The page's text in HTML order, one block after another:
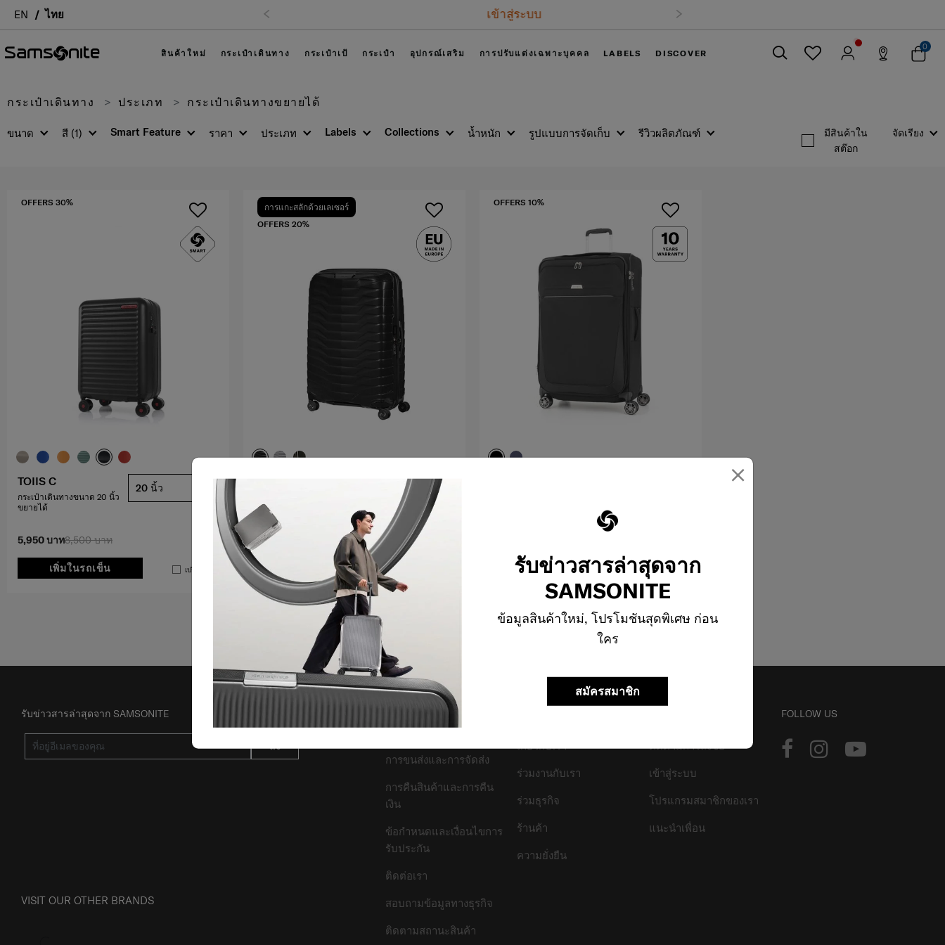
×
รับข่าวสารล่าสุดจาก
SAMSONITE
ข้อมูลสินค้าใหม่, โปรโมชันสุดพิเศษ ก่อน
ใคร
สมัครสมาชิก
EN ไทย เข้าสู่ระบบ
สินค้าใหม่ กระเป๋าเดินทาง กระเป๋าเป้ กระเป๋า อุปกรณ์เสริม การปรับแต่งเฉพาะบุคคล LABELS DISCOVER
0
กระเป๋าเดินทาง ประเภท กระเป๋าเดินทางขยายได้
ขนาด สี (1) Smart Feature ราคา Labels Collections น้ำหนัก รูปแบบการจัดเก็บ รีวิวผลิตภัณฑ์
ประเภท
มีสินค้าใน
สต๊อก
จัดเรียง
8,500 บาท
5,950 บาท
เพิ่มในรถเข็น เปรียบเทียบ
OFFERS 30%
TOIIS C
กระเป๋าเดินทางขนาด 20 นิ้ว
ขยายได้
20 นิ้ว
18,000 บาท
14,400 บาท
เพิ่มในรถเข็น
OFFERS 20%
การแกะสลักด้วยเลเซอร์
แจ้งเตือน เปรียบเทียบ
OFFERS 10%
รับข่าวสารล่าสุดจาก SAMSONITE
ส่ง
VISIT OUR OTHER BRANDS
สนับสนุน/คำถามที่พบ
บ่อย
การขนส่งและการจัดส่ง
การคืนสินค้าและการคืน
เงิน
ข้อกำหนดและเงื่อนไขการ
รับประกัน
ติดต่อเรา
สอบถามข้อมูลทางธุรกิจ
ติดตามสถานะสินค้า
เกี่ยวกับเรา
ร่วมงานกับเรา
ร่วมธุรกิจ
ร้านค้า
ความยั่งยืน
ติดตามการสั่งซื้อ
เข้าสู่ระบบ
โปรแกรมสมาชิกของเรา
แนะนำเพื่อน
FOLLOW US